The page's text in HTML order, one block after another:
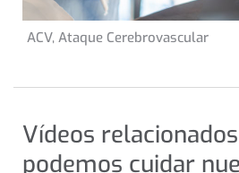
21 de agosto de 2022
INFORMACIÓN GENERAL
ACV, Ataque Cerebrovascular
Vídeos
podemos cuidar